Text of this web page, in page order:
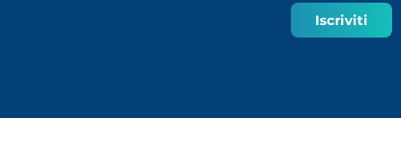
Iscriviti